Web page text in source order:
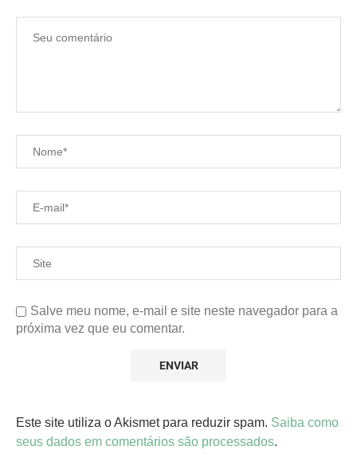
Salve meu nome, e-mail e site neste navegador para a
próxima vez que eu comentar.
Este site utiliza o Akismet para reduzir spam. Saiba como
seus dados em comentários são processados.